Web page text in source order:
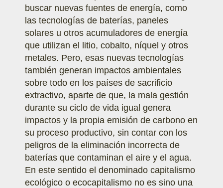
buscar nuevas fuentes de energía, como
las tecnologías de baterías, paneles
solares u otros acumuladores de energía
que utilizan el litio, cobalto, níquel y otros
metales. Pero, esas nuevas tecnologías
también generan impactos ambientales
sobre todo en los países de sacrificio
extractivo, aparte de que, la mala gestión
durante su ciclo de vida igual genera
impactos y la propia emisión de carbono en
su proceso productivo, sin contar con los
peligros de la eliminación incorrecta de
baterías que contaminan el aire y el agua.
En este sentido el denominado capitalismo
ecológico o ecocapitalismo no es sino una